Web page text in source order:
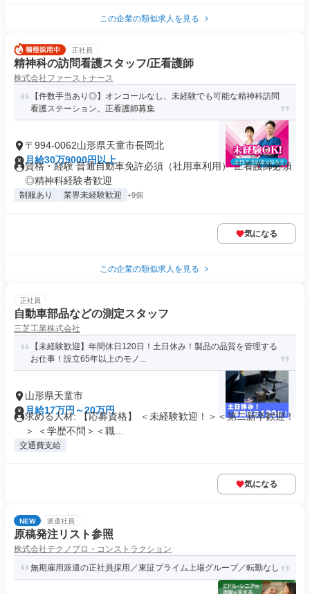
この企業の類似求人を見る
正社員
精神科の訪問看護スタッフ/正看護師
株式会社ファーストナース
【件数手当あり◎】オンコールなし、未経験でも可能な精神科訪問
看護ステーション。正看護師募集
〒994-0062山形県天童市長岡北
月給30万9000円以上
資格・経験 普通自動車免許必須（社用車利用） 正看護師必須
◎精神科経験者歓迎
制服あり 業界未経験歓迎 +9個
気になる
この企業の類似求人を見る
正社員
自動車部品などの測定スタッフ
三芝工業株式会社
【未経験歓迎】年間休日120日！土日休み！製品の品質を管理する
お仕事！設立65年以上のモノ...
山形県天童市
月給17万円～20万円
求める人材: 【応募資格】 ＜未経験歓迎！＞＜第二新卒歓迎！
＞ ＜学歴不問＞＜職...
交通費支給
気になる
NEW 派遣社員
原稿発注リスト参照
株式会社テクノプロ・コンストラクション
無期雇用派遣の正社員採用／東証プライム上場グループ／転勤なし